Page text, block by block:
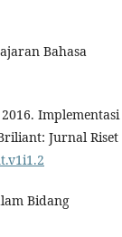
Bahasa
Implementasi
Jurnal Riset
Bidang